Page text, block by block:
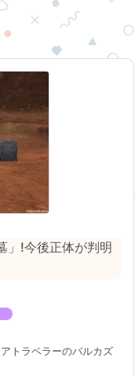
」!今後正体が判明
トラベラーのバルカズ